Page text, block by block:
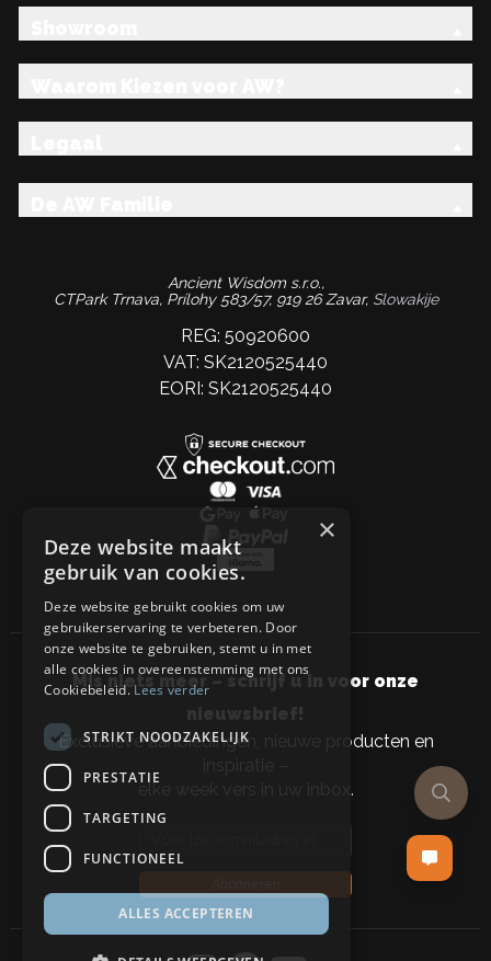
Ancient Wisdom s.r.o.,
CTPark Trnava, Prílohy 583/57, 919 26 Zavar, Slowakije
REG: 50920600
VAT: SK2120525440
EORI: SK2120525440
Mis niets meer – schrijf u in voor onze
nieuwsbrief!
Exclusieve aanbiedingen, nieuwe producten en
inspiratie –
elke week vers in uw inbox.
×
Deze website maakt
gebruik van cookies.
Deze website gebruikt cookies om uw
gebruikerservaring te verbeteren. Door
onze website te gebruiken, stemt u in met
alle cookies in overeenstemming met ons
Cookiebeleid.Lees verder
STRIKT NOODZAKELIJK
PRESTATIE
TARGETING
FUNCTIONEEL
ALLES ACCEPTEREN